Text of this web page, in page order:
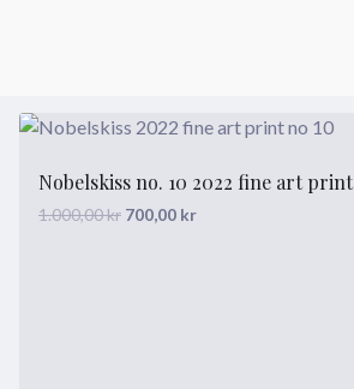
Nobelskiss no. 10 2022 fine art print
1.000,00kr Det
700,00 krDet